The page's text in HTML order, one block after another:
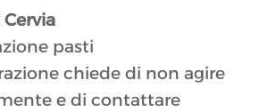
pasti
chiede di non agire
e di contattare